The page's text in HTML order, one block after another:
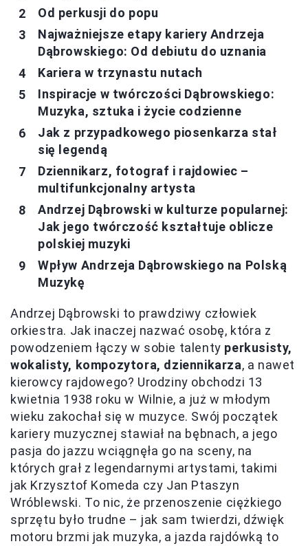
Od perkusji do popu
Najważniejsze etapy kariery Andrzeja
Dąbrowskiego: Od debiutu do uznania
Kariera w trzynastu nutach
Inspiracje w twórczości Dąbrowskiego:
Muzyka, sztuka i życie codzienne
Jak z przypadkowego piosenkarza stał
się legendą
Dziennikarz, fotograf i rajdowiec –
multifunkcjonalny artysta
Andrzej Dąbrowski w kulturze popularnej:
Jak jego twórczość kształtuje oblicze
polskiej muzyki
Wpływ Andrzeja Dąbrowskiego na Polską
Muzykę
Andrzej Dąbrowski to prawdziwy człowiek
orkiestra. Jak inaczej nazwać osobę, która z
powodzeniem łączy w sobie talenty perkusisty,
wokalisty, kompozytora, dziennikarza, a nawet
kierowcy rajdowego? Urodziny obchodzi 13
kwietnia 1938 roku w Wilnie, a już w młodym
wieku zakochał się w muzyce. Swój początek
kariery muzycznej stawiał na bębnach, a jego
pasja do jazzu wciągnęła go na sceny, na
których grał z legendarnymi artystami, takimi
jak Krzysztof Komeda czy Jan Ptaszyn
Wróblewski. To nic, że przenoszenie ciężkiego
sprzętu było trudne – jak sam twierdzi, dźwięk
motoru brzmi jak muzyka, a jazda rajdówką to